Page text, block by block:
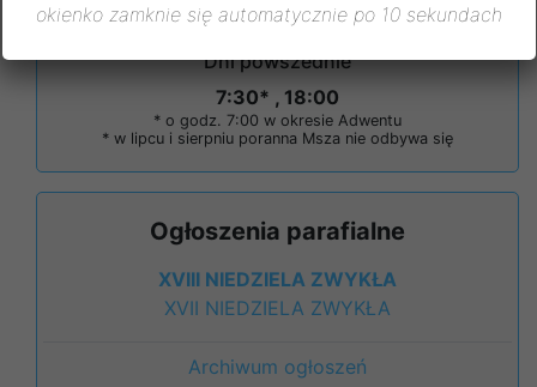
Dni powszednie
7:30* , 18:00
* o godz. 7:00 w okresie Adwentu
* w lipcu i sierpniu poranna Msza nie odbywa się
Ogłoszenia parafialne
XVIII NIEDZIELA ZWYKŁA
XVII NIEDZIELA ZWYKŁA
Archiwum ogłoszeń
okienko zamknie się automatycznie po 10 sekundach